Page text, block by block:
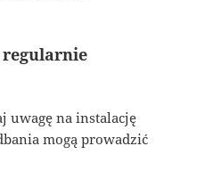
regularnie
uwagę na instalację
mogą prowadzić